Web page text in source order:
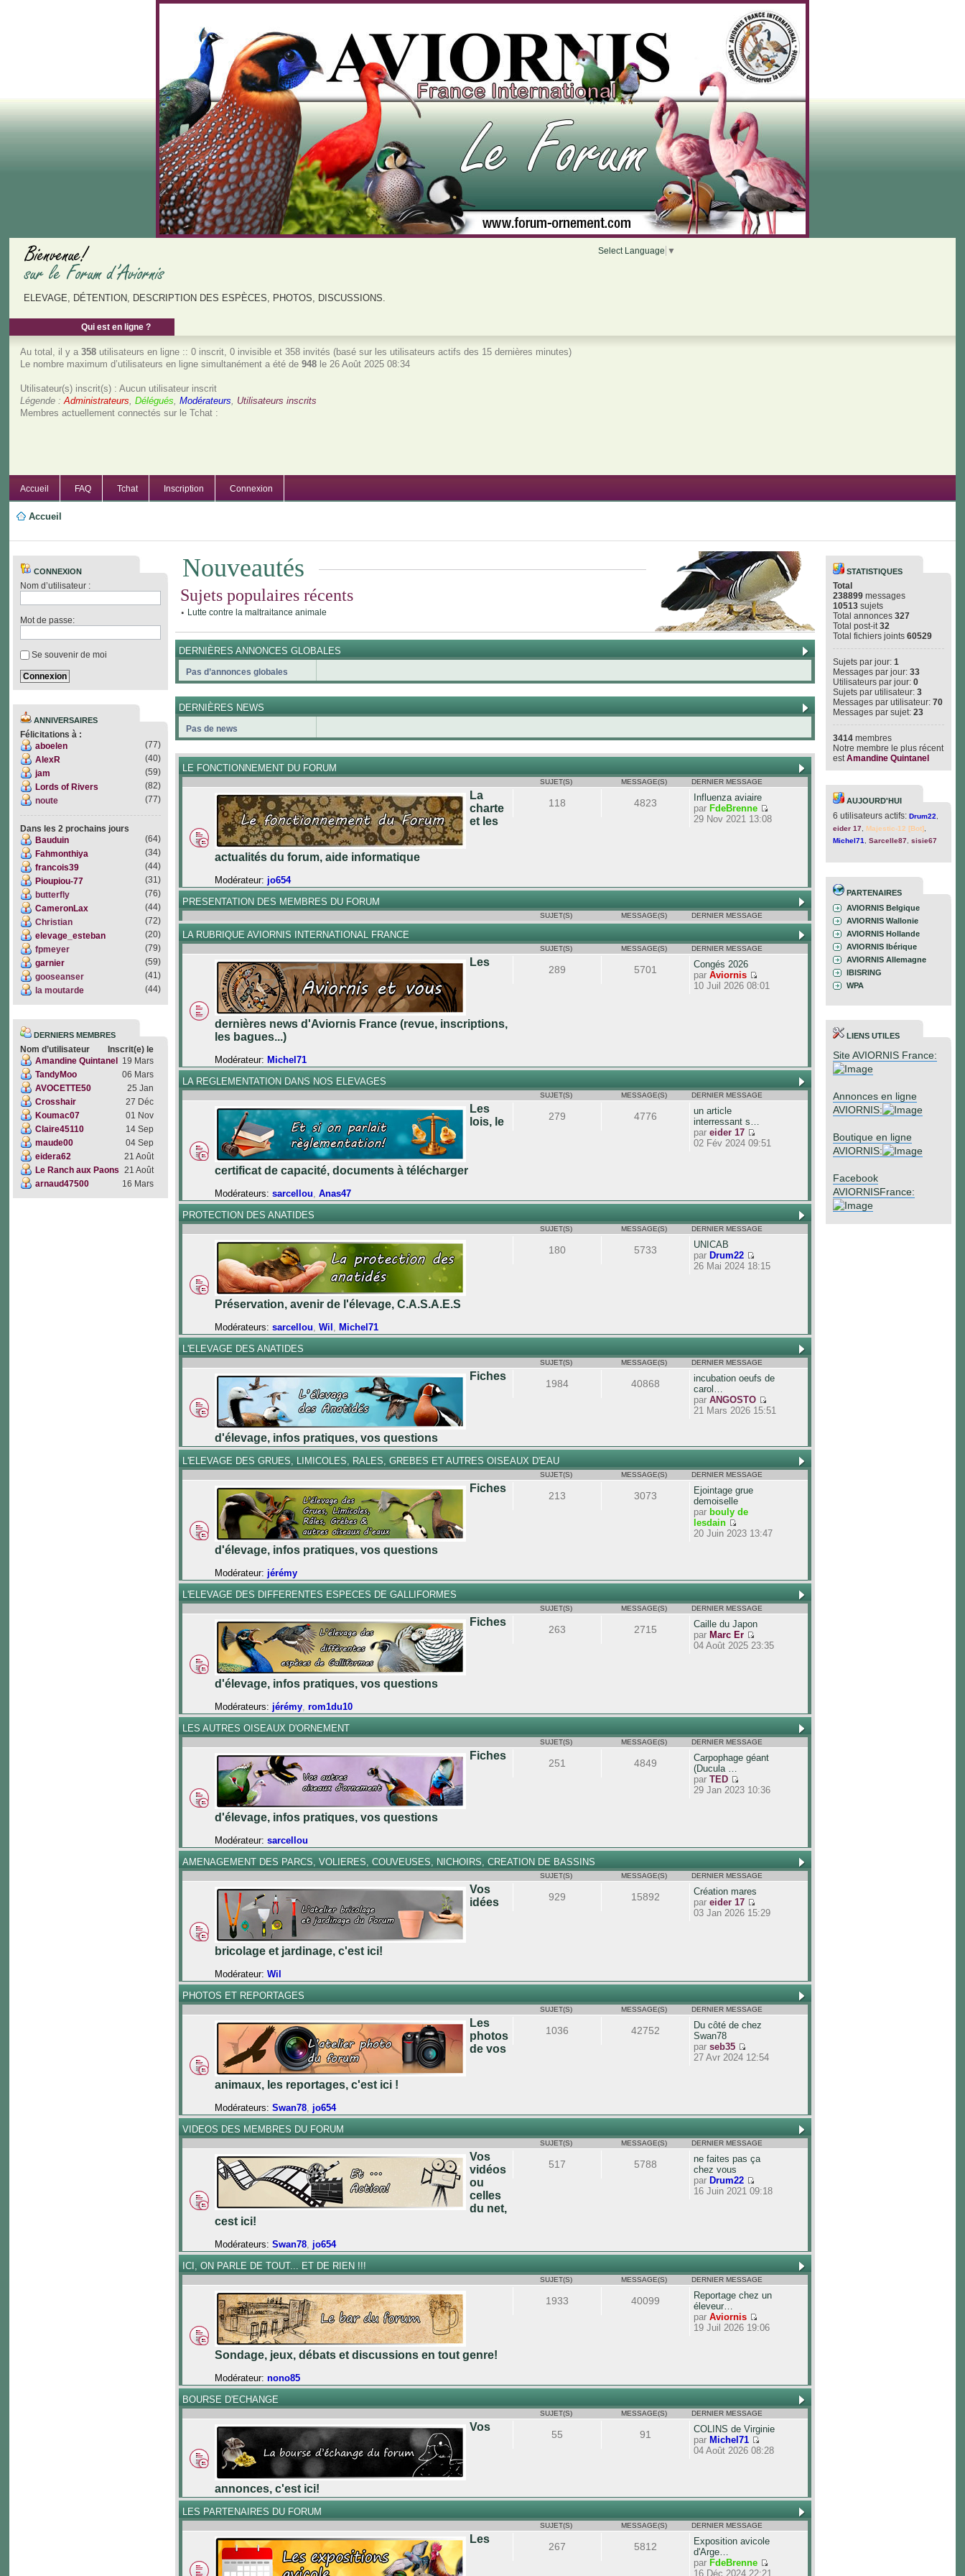
Select Language ▼
ELEVAGE, DÉTENTION, DESCRIPTION DES ESPÈCES, PHOTOS, DISCUSSIONS.
Qui est en ligne ?
Au total, il y a358 utilisateurs en ligne :: 0 inscrit, 0 invisible et 358 invités (basé sur les utilisateurs actifs des 15 dernières minutes)
Le nombre maximum d’utilisateurs en ligne simultanément a été de948 le 26 Août 2025 08:34
Utilisateur(s) inscrit(s) : Aucun utilisateur inscrit
Légende :Administrateurs ,Délégués ,Modérateurs
Utilisateurs inscrits
Membres actuellement connectés sur le Tchat :
Accueil FAQ Tchat Inscription Connexion
Accueil
CONNEXION
Nom d’utilisateur :
Mot de passe:
Se souvenir de moi
ANNIVERSAIRES
Félicitations à :
aboelen
(77)
AlexR
(40)
jam
(59)
Lords of Rivers
(82)
noute
(77)
Dans les 2 prochains jours
Bauduin
(64)
Fahmonthiya
(34)
francois39
(44)
Pioupiou-77
(31)
butterfly
(76)
CameronLax
(44)
Christian
(72)
elevage_esteban
(20)
fpmeyer
(79)
garnier
(59)
gooseanser
(41)
la moutarde
(44)
DERNIERS MEMBRES
Nom d’utilisateur
Inscrit(e) le
Amandine Quintanel
19 Mars
TandyMoo
06 Mars
AVOCETTE50
25 Jan
Crosshair
27 Déc
Koumac07
01 Nov
Claire45110
14 Sep
maude00
04 Sep
eidera62
21 Août
Le Ranch aux Paons
21 Août
arnaud47500
16 Mars
Nouveautés
Sujets populaires récents
Lutte contre la maltraitance animale
DERNIÈRES ANNONCES GLOBALES
Pas d’annonces globales
DERNIÈRES NEWS
Pas de news
LE FONCTIONNEMENT DU FORUM
SUJET(S) MESSAGE(S) DERNIER MESSAGE
La
charte
et les
actualités du forum, aide informatique
Modérateur: jo654
118 4823
Influenza aviaire
par FdeBrenne
29 Nov 2021 13:08
PRESENTATION DES MEMBRES DU FORUM
SUJET(S) MESSAGE(S) DERNIER MESSAGE
LA RUBRIQUE AVIORNIS INTERNATIONAL FRANCE
SUJET(S) MESSAGE(S) DERNIER MESSAGE
Les
dernières news d'Aviornis France (revue, inscriptions,
les bagues...)
Modérateur: Michel71
289 5701
Congés 2026
par Aviornis
10 Juil 2026 08:01
LA REGLEMENTATION DANS NOS ELEVAGES
SUJET(S) MESSAGE(S) DERNIER MESSAGE
Les
lois, le
certificat de capacité, documents à télécharger
Modérateurs: sarcellou,Anas47
279 4776
un article
interressant s…
par eider 17
02 Fév 2024 09:51
PROTECTION DES ANATIDES
SUJET(S) MESSAGE(S) DERNIER MESSAGE
Préservation, avenir de l'élevage, C.A.S.A.E.S
Modérateurs: sarcellou,Wil , Michel71
180 5733
UNICAB
par Drum22
26 Mai 2024 18:15
L'ELEVAGE DES ANATIDES
SUJET(S) MESSAGE(S) DERNIER MESSAGE
Fiches
d'élevage, infos pratiques, vos questions
1984 40868
incubation oeufs de
carol…
par ANGOSTO
21 Mars 2026 15:51
L'ELEVAGE DES GRUES, LIMICOLES, RALES, GREBES ET AUTRES OISEAUX D'EAU
SUJET(S) MESSAGE(S) DERNIER MESSAGE
Fiches
d'élevage, infos pratiques, vos questions
Modérateur: jérémy
213 3073
Ejointage grue
demoiselle
par bouly de
lesdain
20 Juin 2023 13:47
L'ELEVAGE DES DIFFERENTES ESPECES DE GALLIFORMES
SUJET(S) MESSAGE(S) DERNIER MESSAGE
Fiches
d'élevage, infos pratiques, vos questions
Modérateurs: jérémy,rom1du10
263 2715
Caille du Japon
par Marc Er
04 Août 2025 23:35
LES AUTRES OISEAUX D'ORNEMENT
SUJET(S) MESSAGE(S) DERNIER MESSAGE
Fiches
d'élevage, infos pratiques, vos questions
Modérateur: sarcellou
251 4849
Carpophage géant
(Ducula …
par TED
29 Jan 2023 10:36
AMENAGEMENT DES PARCS, VOLIERES, COUVEUSES, NICHOIRS, CREATION DE BASSINS
SUJET(S) MESSAGE(S) DERNIER MESSAGE
Vos
idées
bricolage et jardinage, c'est ici!
Modérateur: Wil
929 15892
Création mares
par eider 17
03 Jan 2026 15:29
PHOTOS ET REPORTAGES
SUJET(S) MESSAGE(S) DERNIER MESSAGE
Les
photos
de vos
animaux, les reportages, c'est ici !
Modérateurs: Swan78, jo654
1036 42752
Du côté de chez
Swan78
par seb35
27 Avr 2024 12:54
VIDEOS DES MEMBRES DU FORUM
SUJET(S) MESSAGE(S) DERNIER MESSAGE
Vos
vidéos
ou
celles
du net,
cest ici!
Modérateurs: Swan78, jo654
517 5788
ne faites pas ça
chez vous
par Drum22
16 Juin 2021 09:18
ICI, ON PARLE DE TOUT... ET DE RIEN !!!
SUJET(S) MESSAGE(S) DERNIER MESSAGE
Sondage, jeux, débats et discussions en tout genre!
Modérateur: nono85
1933 40099
Reportage chez un
éleveur…
par Aviornis
19 Juil 2026 19:06
BOURSE D'ECHANGE
SUJET(S) MESSAGE(S) DERNIER MESSAGE
Vos
annonces, c'est ici!
55 91
COLINS de Virginie
par Michel71
04 Août 2026 08:28
LES PARTENAIRES DU FORUM
SUJET(S) MESSAGE(S) DERNIER MESSAGE
Les
267 5812
Exposition avicole
d'Arge…
par FdeBrenne
16 Déc 2024 22:21
STATISTIQUES
Total
238899 messages
10513 sujets
Total annonces327
Total post-it32
Total fichiers joints60529
Sujets par jour:1
Messages par jour:33
Utilisateurs par jour:0
Sujets par utilisateur:3
Messages par utilisateur:70
Messages par sujet:23
3414 membres
Notre membre le plus récent
estAmandine Quintanel
AUJOURD'HUI
6 utilisateurs actifs:Drum22
eider 17 ,Majestic-12 [Bot]
Michel71
,Sarcelle87 ,sisie67
PARTENAIRES
AVIORNIS Belgique
AVIORNIS Wallonie
AVIORNIS Hollande
AVIORNIS Ibérique
AVIORNIS Allemagne
IBISRING
WPA
LIENS UTILES
Site AVIORNIS France:
Annonces en ligne
AVIORNIS:
Boutique en ligne
AVIORNIS:
Facebook
AVIORNISFrance: